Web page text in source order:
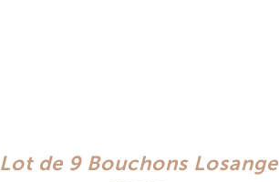
Lot de 9 Bouchons Losange